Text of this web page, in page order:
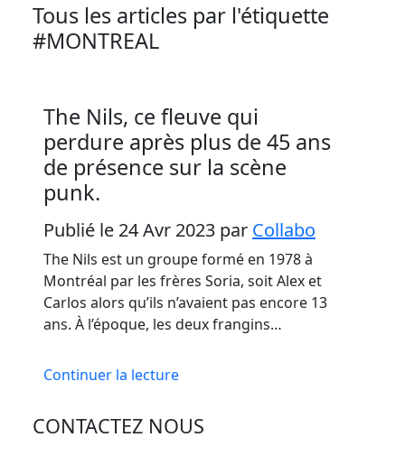
Tous les articles par l'étiquette
#MONTREAL
The Nils, ce fleuve qui
perdure après plus de 45 ans
de présence sur la scène
punk.
Publié le 24 Avr 2023 par Collabo
The Nils est un groupe formé en 1978 à
Montréal par les frères Soria, soit Alex et
Carlos alors qu’ils n’avaient pas encore 13
ans. À l’époque, les deux frangins…
Continuer la lecture
CONTACTEZ NOUS